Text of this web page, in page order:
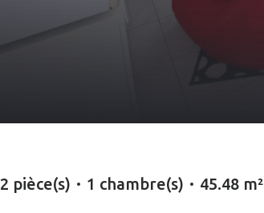
2 pièce(s) 1 chambre(s) 45.48 m²